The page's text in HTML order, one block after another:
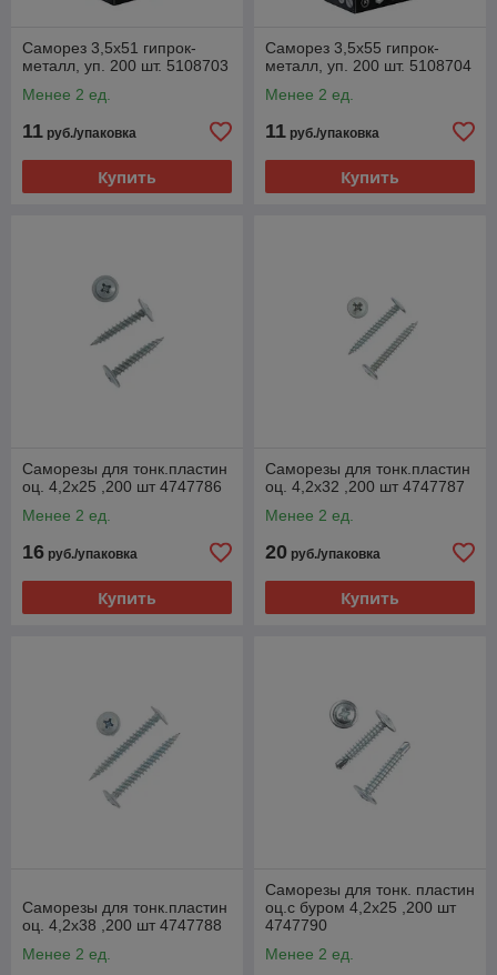
Саморез 3,5х51 гипрок-
металл, уп. 200 шт. 5108703
Менее 2 ед.
11 руб./упаковка
Купить
Саморез 3,5х55 гипрок-
металл, уп. 200 шт. 5108704
Менее 2 ед.
11 руб./упаковка
Купить
Саморезы для тонк.пластин
оц. 4,2х25 ,200 шт 4747786
Менее 2 ед.
16 руб./упаковка
Купить
Саморезы для тонк.пластин
оц. 4,2х32 ,200 шт 4747787
Менее 2 ед.
20 руб./упаковка
Купить
Саморезы для тонк.пластин
оц. 4,2х38 ,200 шт 4747788
Менее 2 ед.
Саморезы для тонк. пластин
оц.с буром 4,2х25 ,200 шт
4747790
Менее 2 ед.